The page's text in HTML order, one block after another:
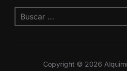
Copyright © 2026